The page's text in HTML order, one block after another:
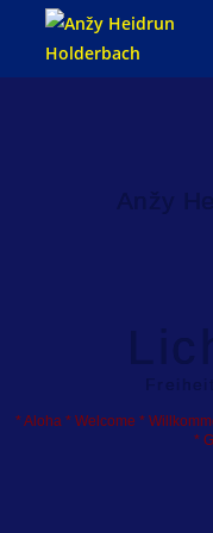
Anžy
* Aloha * Welcome *
*